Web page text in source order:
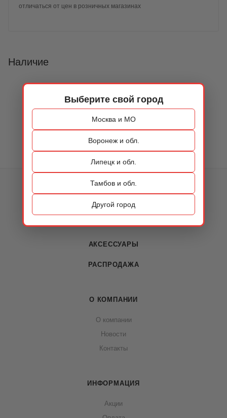
Выберите свой город
Москва и МО
Воронеж и обл.
Липецк и обл.
Тамбов и обл.
Другой город
отличаться от цен в розничных магазинах
Наличие
КАТАЛОГ
ОБУВЬ
СУМКИ
АКСЕССУАРЫ
РАСПРОДАЖА
О КОМПАНИИ
О компании
Новости
Контакты
ИНФОРМАЦИЯ
Акции